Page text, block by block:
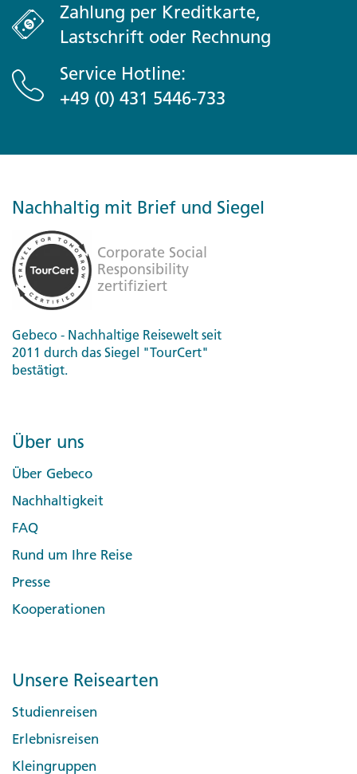
Zahlung per Kreditkarte,
Lastschrift oder Rechnung
Service Hotline:
+49 (0) 431 5446-733
Nachhaltig mit Brief und Siegel
Gebeco - Nachhaltige Reisewelt seit
2011 durch das Siegel "TourCert"
bestätigt.
Über uns
Über Gebeco
Nachhaltigkeit
FAQ
Rund um Ihre Reise
Presse
Kooperationen
Unsere Reisearten
Studienreisen
Erlebnisreisen
Kleingruppen